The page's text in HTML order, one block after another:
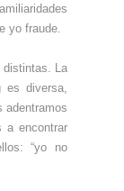
yo fraude.
distintas. La
es diversa,
adentramos
a encontrar
“yo no